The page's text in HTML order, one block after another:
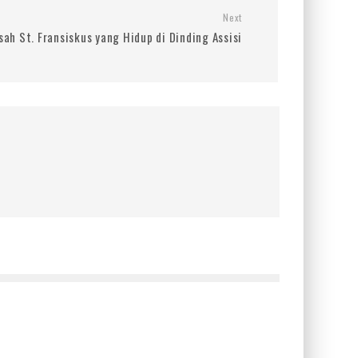
Next
St. Fransiskus yang Hidup di Dinding Assisi